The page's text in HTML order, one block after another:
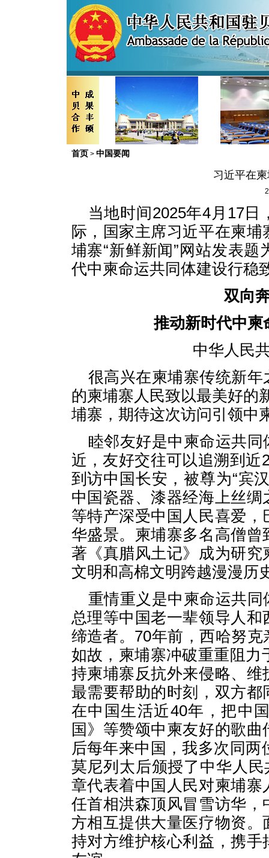
首页 > 中国要闻
习近平在
当地时间2025年4月17
际，国家主席习近平在柬
埔寨“新鲜新闻”网站发表
代中柬命运共同体建设行稳
双向
推动新时代中柬
中华人民
很高兴在柬埔寨传统新
的柬埔寨人民致以最美好的
埔寨，期待这次访问引领中
睦邻友好是中柬命运共
近，友好交往可以追溯到近
到访中国长安，被尊为“宾
中国瓷器、漆器经海上丝
等特产深受中国人民喜爱
华盛景。柬埔寨多名高僧
著《真腊风土记》成为研
文明和高棉文明跨越漫漫历
重情重义是中柬命运共
总理等中国老一辈领导人
缔造者。70年前，西哈努
如故，柬埔寨冲破重重阻力
持柬埔寨反抗外来侵略、
最需要帮助的时刻，双方
在中国生活近40年，把中
国》等赞颂中柬友好的歌
后每年来中国，我多次同
莫尼列太后颁授了中华人
章代表着中国人民对柬埔
任首相洪森顶风冒雪访华
方相互提供大量医疗物资
持对方维护核心利益，携